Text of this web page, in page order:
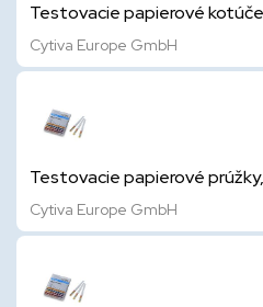
Testovacie papierové kotúče
Cytiva Europe GmbH
Testovacie papierové
Cytiva Europe GmbH